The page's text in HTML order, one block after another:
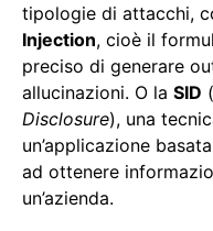
tipologie di attacchi,
Injection, cioè il
preciso di generare
allucinazioni. O la SID (
Disclosure), una
un’applicazione
ad ottenere
un’azienda.